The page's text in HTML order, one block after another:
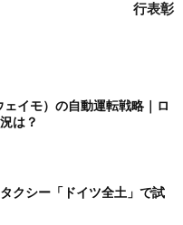
行表彰
イモ）の自動運転戦略｜ロ
は？
クシー「ドイツ全土」で試